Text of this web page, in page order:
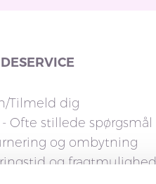
Tilmeld dig
- Ofte stillede spørgsmål
og ombytning
og